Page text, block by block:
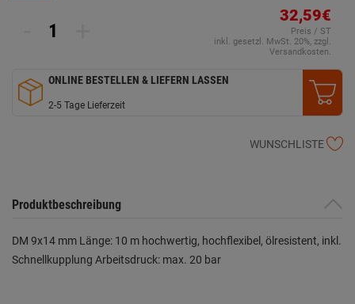
32,59€
Preis / ST
inkl. gesetzl. MwSt. 20%, zzgl.
Versandkosten.
ONLINE BESTELLEN & LIEFERN LASSEN
2-5 Tage Lieferzeit
WUNSCHLISTE
Produktbeschreibung
DM 9x14 mm Länge: 10 m hochwertig, hochflexibel, ölresistent, inkl.
Schnellkupplung Arbeitsdruck: max. 20 bar